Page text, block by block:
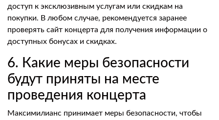
доступ к эксклюзивным услугам или скидкам на
покупки. В любом случае, рекомендуется заранее
проверять сайт концерта для получения информации о
доступных бонусах и скидках.
6. Какие меры безопасности
будут приняты на месте
проведения концерта
Максимилианс принимает меры безопасности, чтобы